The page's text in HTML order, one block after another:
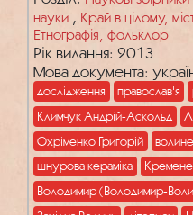
Вип. 47
науки , Край в цілому,
Етнографія, фольклор
Рік видання: 2013
Мова документа:
дослідження православ'я
Климчук Андрій-Аскольд
Охріменко Григорій
шнурова кераміка
Володимир (Володимир-